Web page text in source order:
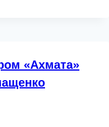
«Ахмата»